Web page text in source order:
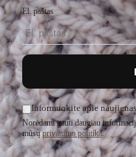
El. paštas
Informuokite apie
Norėdami gauti daugiau
mūsųprivatumo politika.